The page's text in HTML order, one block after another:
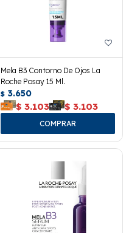
Mela B3 Contorno De Ojos La
Roche Posay 15 Ml.
$ 3.650
$ 3.103 $ 3.103